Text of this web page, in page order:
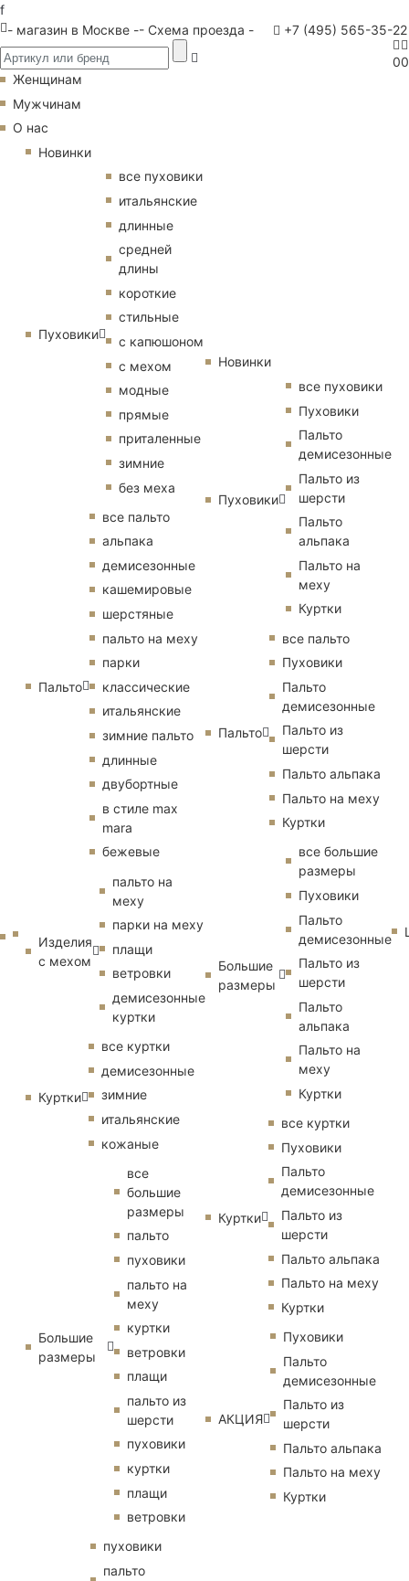
f
- магазин в Москве -- Схема проезда - +7 (495) 565-35-22
00
Женщинам
Мужчинам
О нас
Новинки
Пуховики
все пуховики
итальянские
длинные
средней
длины
короткие
стильные
с капюшоном
с мехом
модные
прямые
приталенные
зимние
без меха
Пальто
все пальто
альпака
демисезонные
кашемировые
шерстяные
пальто на меху
парки
классические
итальянские
зимние пальто
длинные
двубортные
в стиле max
mara
бежевые
Изделия
с мехом
пальто на
меху
парки на меху
плащи
ветровки
демисезонные
куртки
Куртки
все куртки
демисезонные
зимние
итальянские
кожаные
Большие
размеры
все
большие
размеры
пальто
пуховики
пальто на
меху
куртки
ветровки
плащи
пальто из
шерсти
пуховики
куртки
плащи
ветровки
пуховики
пальто
Новинки
Пуховики
все пуховики
Пуховики
Пальто
демисезонные
Пальто из
шерсти
Пальто
альпака
Пальто на
меху
Куртки
Пальто
все пальто
Пуховики
Пальто
демисезонные
Пальто из
шерсти
Пальто альпака
Пальто на меху
Куртки
Большие
размеры
все большие
размеры
Пуховики
Пальто
демисезонные
Пальто из
шерсти
Пальто
альпака
Пальто на
меху
Куртки
Куртки
все куртки
Пуховики
Пальто
демисезонные
Пальто из
шерсти
Пальто альпака
Пальто на меху
Куртки
АКЦИЯ
Пуховики
Пальто
демисезонные
Пальто из
шерсти
Пальто альпака
Пальто на меху
Куртки